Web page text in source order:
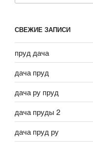
СВЕЖИЕ ЗАПИСИ
пруд дача
дача пруд
дача ру пруд
дача пруды 2
дача пруд ру